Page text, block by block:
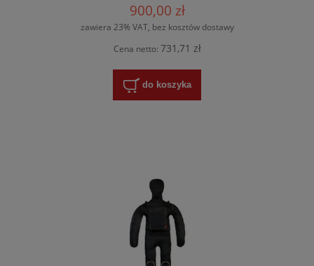
900,00 zł
zawiera 23% VAT, bez kosztów dostawy
Cena netto: 731,71 zł
do koszyka